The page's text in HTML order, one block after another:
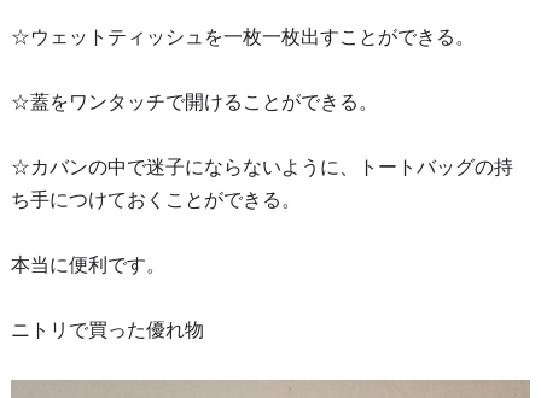
☆ウェットティッシュを一枚一枚出すことができる。
☆蓋をワンタッチで開けることができる。
☆カバンの中で迷子にならないように、トートバッグの持
ち手につけておくことができる。
本当に便利です。
ニトリで買った優れ物